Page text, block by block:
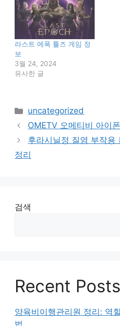
라스트 에폭 툴즈 게임 정
보
3월 24, 2024
유사한 글
카
테
리
uncategorized
OMETV 오메티비 아이
후라시닐정 질염 부작용
정리
검색
Recent Posts
양육비이행관리원 정리: 역